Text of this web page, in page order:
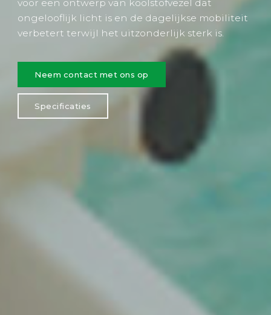
voor een ontwerp van koolstofvezel dat
ongelooflijk licht is en de dagelijkse mobiliteit
verbetert terwijl het uitzonderlijk sterk is.
Neem contact met ons op
Specificaties